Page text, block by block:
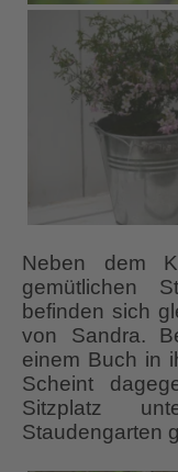
Neben dem
gemütlichen
befinden sich
von Sandra.
einem Buch in
Scheint
Sitzplatz
Staudengarten